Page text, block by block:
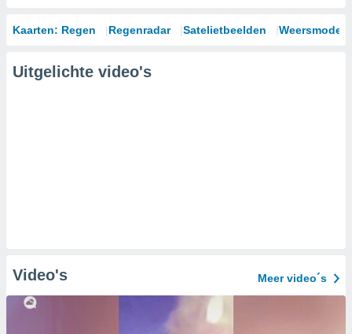
Kaarten: Regen Regenradar Satelietbeelden
Uitgelichte video's
Video's Meer video´s